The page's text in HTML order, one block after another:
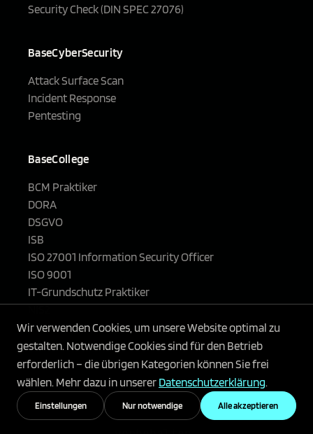
Security Check (DIN SPEC 27076)
BaseCyberSecurity
Attack Surface Scan
Incident Response
Pentesting
BaseCollege
BCM Praktiker
DORA
DSGVO
ISB
ISO 27001 Information Security Officer
ISO 9001
IT-Grundschutz Praktiker
Projektmanagement
TISAX®
© 2026 Basec GmbH. Alle Rechte
Wir verwenden Cookies, um unsere Website optimal zu
gestalten. Notwendige Cookies sind für den Betrieb
erforderlich – die übrigen Kategorien können Sie frei
wählen. Mehr dazu in unserer Datenschutzerklärung.
Einstellungen Nur notwendige Alle akzeptieren